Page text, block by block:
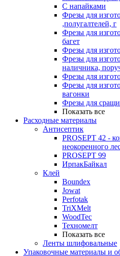
С напайками
Фрезы для
,полугалтелей, г
Фрезы для
багет
Фрезы для
Фрезы для
наличника,
Фрезы для
Фрезы для
вагонки
Фрезы для
Показать все
Расходные материалы
Антисептик
PROSEPT 42 -
неокоренного
PROSEPT 99
ИрпакБайкал
Клей
Boundex
Jowat
Perfotak
TriXMelt
WoodTec
Техномелт
Показать все
Ленты шлифовальные
Упаковочные материалы и